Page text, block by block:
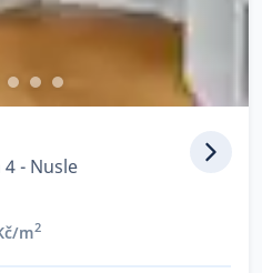
- Nusle
m2